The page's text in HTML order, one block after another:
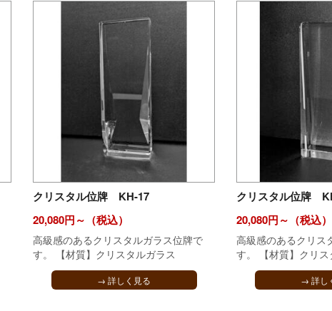
クリスタル位牌 KH-17
20,080円～（税込）
高級感のあるクリスタルガラス位牌で
す。 【材質】クリスタルガラス
→ 詳しく見る
クリスタル位牌
20,080円～（税込）
高級感のあるクリス
す。 【材質】クリス
→ 詳し